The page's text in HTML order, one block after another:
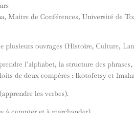
Maître de Conférences, Université de
plusieurs ouvrages (Histoire, Culture,
l’alphabet, la structure des
de deux compères : Ikotofetsy et
les verbes).